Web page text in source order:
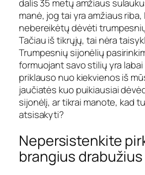
dalis 35 metų amžiaus
manė, jog tai yra amžiaus
nebereikėtų dėvėti
Tačiau iš tikrųjų, tai nėra
Trumpesnių sijonėlių
formuojant savo stilių yra
priklauso nuo kiekvienos iš
jaučiatės kuo puikiausiai
sijonėlį, ar tikrai manote, kad
atsisakyti?
Nepersistenkite
brangius drabužius